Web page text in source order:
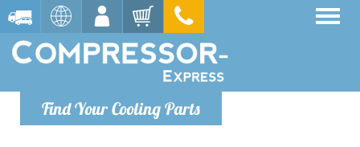
Find Your Cooling Parts